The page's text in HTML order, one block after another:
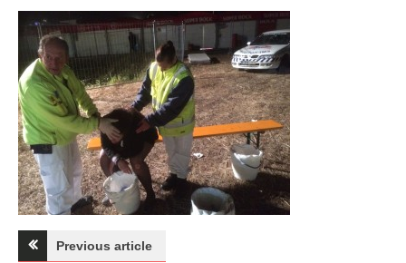
Navegação
Previous article